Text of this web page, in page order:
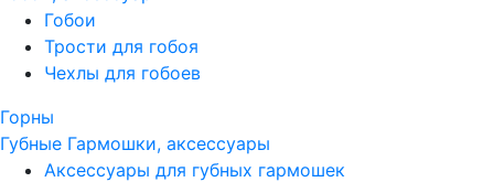
Гобои
Трости для гобоя
Чехлы для гобоев
Горны
Губные Гармошки, аксессуары
Аксессуары для губных гармошек